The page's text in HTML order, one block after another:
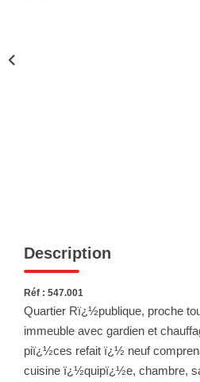
Description
Réf : 547.001
Quartier Rï¿½publique, proche
immeuble avec gardien et
piï¿½ces refait ï¿½ neuf
cuisine ï¿½quipï¿½e, chambre,